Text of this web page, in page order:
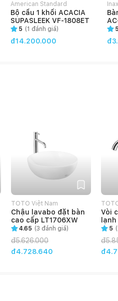
American Standard
Bộ cầu 1 khối ACACIA
SUPASLEEK VF-1808ET
5 (1 đánh giá)
đ14.200.000
5
TOTO Việt Nam
Chậu lavabo đặt bàn
cao cấp LT1706XW
4.65 (3 đánh giá)
đ5.626.000
đ4.728.640
Vòi
5 (
đ